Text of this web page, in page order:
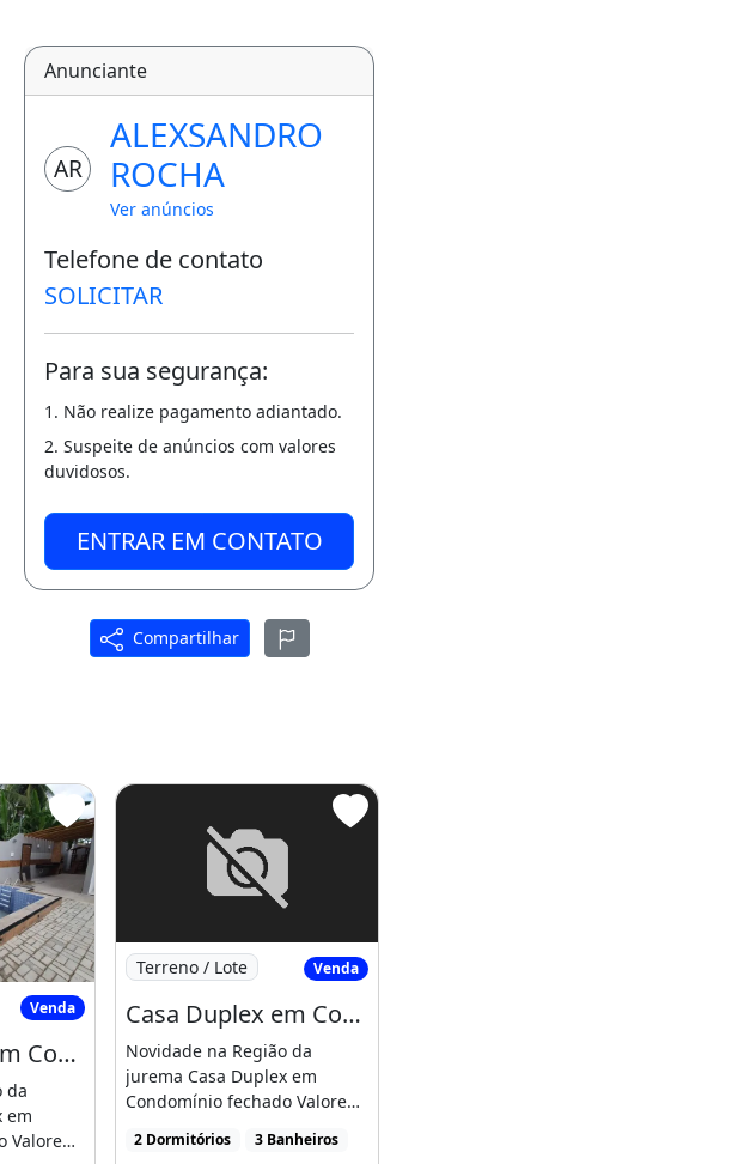
Anunciante
AR
ALEXSANDRO
ROCHA
Ver anúncios
Telefone de contato
SOLICITAR
Para sua segurança:
1. Não realize pagamento adiantado.
2. Suspeite de anúncios com valores
duvidosos.
ENTRAR EM CONTATO
Compartilhar
em Condominio em Condominio
Venda
Casa Duplex em Condominio em Condominio Fechado na Grande Jurema!!!!. Entre em Contato
da
em
Valore
Imagem: Casa Duplex em Condominio em Condominio
Terreno / Lote Venda
Casa Duplex em Condominio em Condominio Fechado na Grande Jurema!!!!. Fale Conosco
Novidade na Região da
jurema Casa Duplex em
Condomínio fechado Valore
Registro [...]
2 Dormitórios 3 Banheiros